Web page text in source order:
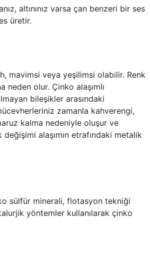
altınınız varsa çan benzeri bir ses
üretir.
mavimsi veya yeşilimsi olabilir. Renk
olur. Çinko alaşımlı
bileşikler arasındaki
zamanla kahverengi,
kalma nedeniyle oluşur ve
alaşımın etrafındaki metalik
sülfür minerali, flotasyon tekniği
yöntemler kullanılarak çinko